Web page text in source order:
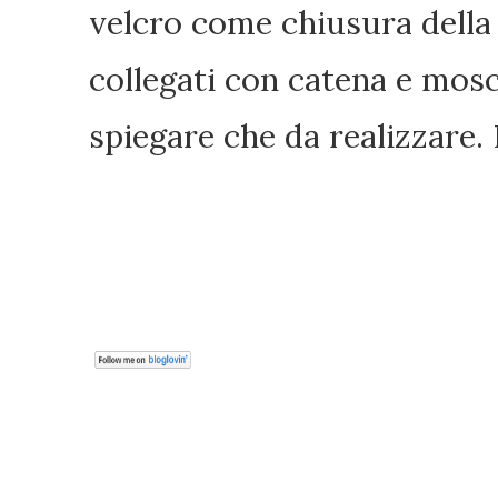
velcro come chiusura
collegati con catena e
spiegare che da realizzare.